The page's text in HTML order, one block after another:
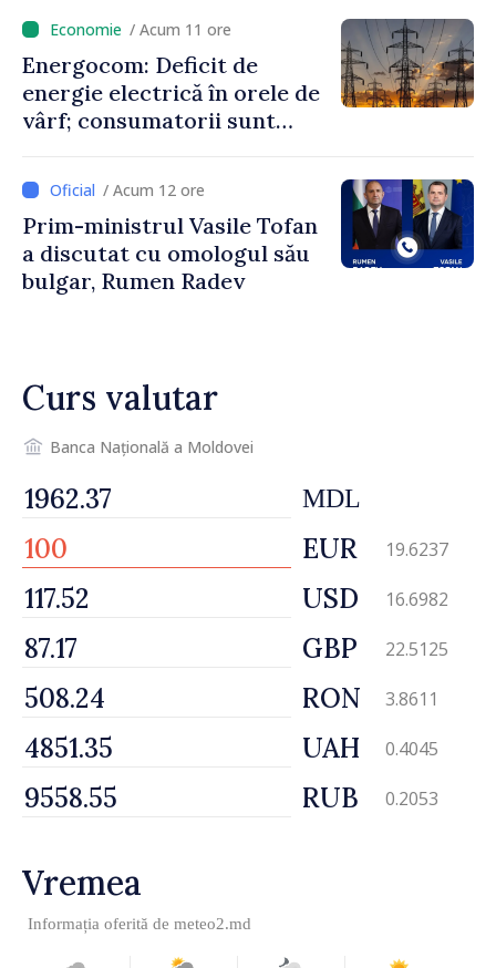
putem menține prețurile la
un nivel mai mic”
/ Acum 11 ore
Energocom: Deficit de
energie electrică în orele de
vârf; consumatorii sunt
/ Acum 12 ore
Prim-ministrul Vasile Tofan
a discutat cu omologul său
bulgar, Rumen Radev
Curs valutar
Banca Națională a Moldovei
MDL
EUR 19.6237
USD 16.6982
GBP 22.5125
RON 3.8611
UAH 0.4045
RUB 0.2053
Vremea
Informația oferită de meteo2.md